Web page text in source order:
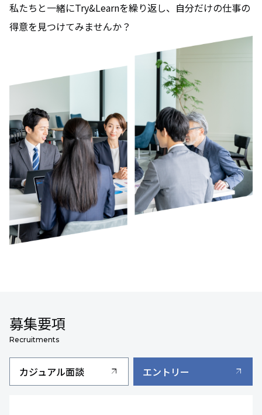
私たちと一緒にTry&Learnを繰り返し、自分だけの仕事の
得意を見つけてみませんか？
募集要項
Recruitments
カジュアル面談 arrow_outward エントリー arrow_outward